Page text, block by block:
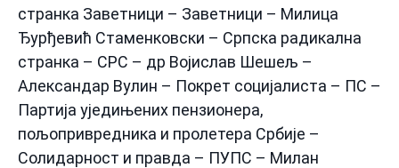
странка Заветници – Заветници – Милица
Ђурђевић Стаменковски – Српска радикална
странка – СРС – др Војислав Шешељ –
Александар Вулин – Покрет социјалиста – ПС –
Партија уједињених пензионера,
пољопривредника и пролетера Србије –
Солидарност и правда – ПУПС – Милан